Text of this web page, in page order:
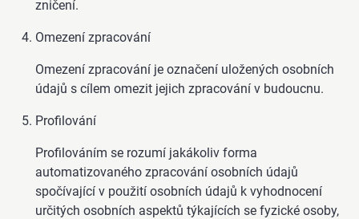
zničení.
Omezení zpracování
Omezení zpracování je označení uložených osobních
údajů s cílem omezit jejich zpracování v budoucnu.
Profilování
Profilováním se rozumí jakákoliv forma
automatizovaného zpracování osobních údajů
spočívající v použití osobních údajů k vyhodnocení
určitých osobních aspektů týkajících se fyzické osoby,